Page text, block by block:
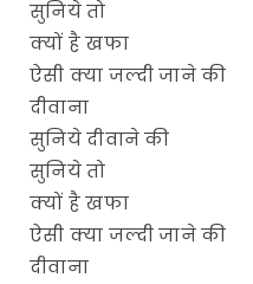
सुनिये तो
क्यों है खफा
ऐसी क्या जल्दी जाने की
दीवाना
सुनिये दीवाने की
सुनिये तो
क्यों है खफा
ऐसी क्या जल्दी जाने की
दीवाना